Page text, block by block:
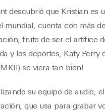
descubrió que Kristian es
mundial, cuenta con más
fruto de ser el artífice
y los deportes, Katy
se viera tan bien!
su equipo de audio,
que usa para grabar